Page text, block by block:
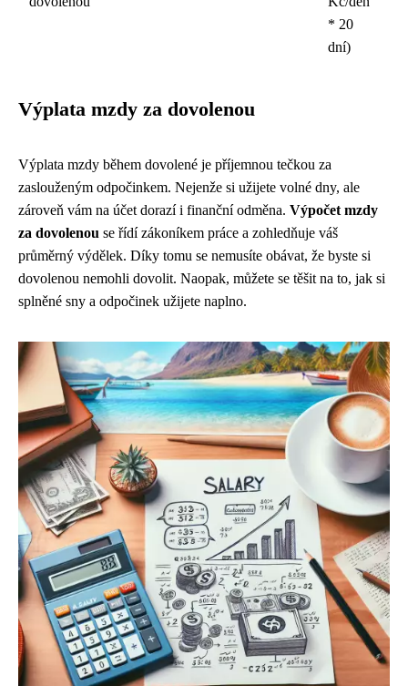
* 20
dní)
Výplata mzdy za dovolenou
Výplata mzdy během dovolené je příjemnou tečkou za
zaslouženým odpočinkem. Nejenže si užijete volné dny, ale
zároveň vám na účet dorazí i finanční odměna. Výpočet mzdy
za dovolenou se řídí zákoníkem práce a zohledňuje váš
průměrný výdělek. Díky tomu se nemusíte obávat, že byste si
dovolenou nemohli dovolit. Naopak, můžete se těšit na to, jak si
splněné sny a odpočinek užijete naplno.